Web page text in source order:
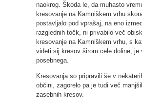
naokrog. Škoda le, da muhasto
kresovanje na Kamniškem vrhu
postavljalo pod vprašaj, na eno
razglednih točk, ni privabilo več
kresovanje na Kamniškem vrhu, s
videti sij kresov širom cele doline, je
posebnega.
Kresovanja so pripravili še v
občini, zagorelo pa je tudi več
zasebnih kresov.